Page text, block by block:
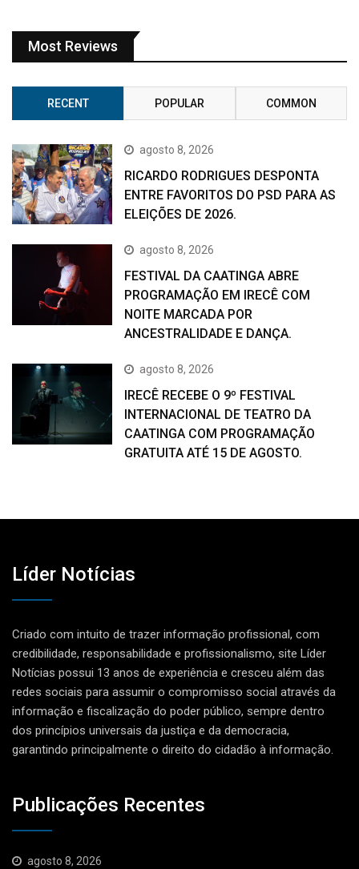
Most Reviews
RECENT POPULAR COMMON
agosto 8, 2026
RICARDO RODRIGUES DESPONTA
ENTRE FAVORITOS DO PSD PARA AS
ELEIÇÕES DE 2026.
agosto 8, 2026
FESTIVAL DA CAATINGA ABRE
PROGRAMAÇÃO EM IRECÊ COM
NOITE MARCADA POR
ANCESTRALIDADE E DANÇA.
agosto 8, 2026
IRECÊ RECEBE O 9º FESTIVAL
INTERNACIONAL DE TEATRO DA
CAATINGA COM PROGRAMAÇÃO
GRATUITA ATÉ 15 DE AGOSTO.
Líder Notícias
Criado com intuito de trazer informação profissional, com
credibilidade, responsabilidade e profissionalismo, site Líder
Notícias possui 13 anos de experiência e cresceu além das
redes sociais para assumir o compromisso social através da
informação e fiscalização do poder público, sempre dentro
dos princípios universais da justiça e da democracia,
garantindo principalmente o direito do cidadão à informação.
Publicações Recentes
agosto 8, 2026